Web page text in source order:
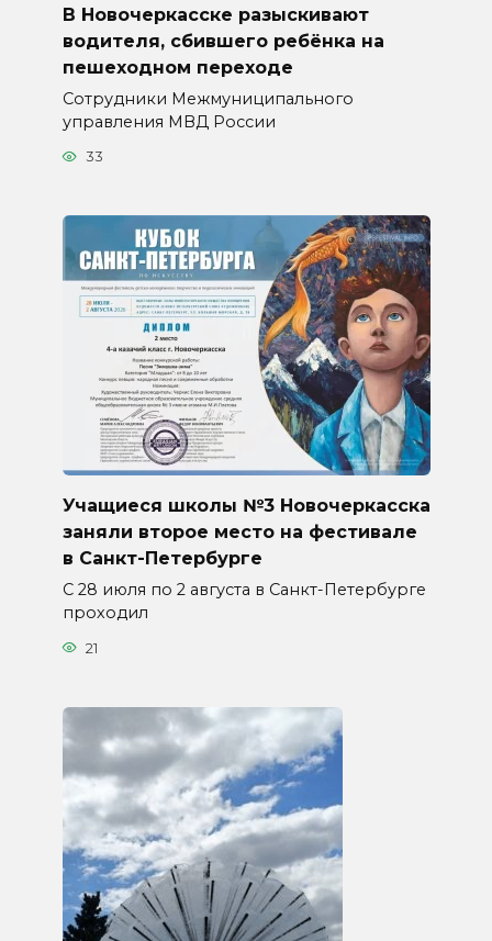
В Новочеркасске разыскивают
водителя, сбившего ребёнка на
пешеходном переходе
Сотрудники Межмуниципального
управления МВД России
33
Учащиеся школы №3 Новочеркасска
заняли второе место на фестивале
в Санкт-Петербурге
С 28 июля по 2 августа в Санкт-Петербурге
проходил
21